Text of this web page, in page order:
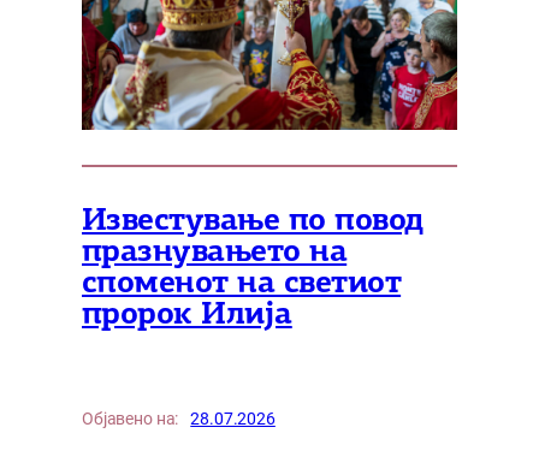
Известување по повод
празнувањето на
споменот на светиот
пророк Илија
Објавено на: 28.07.2026